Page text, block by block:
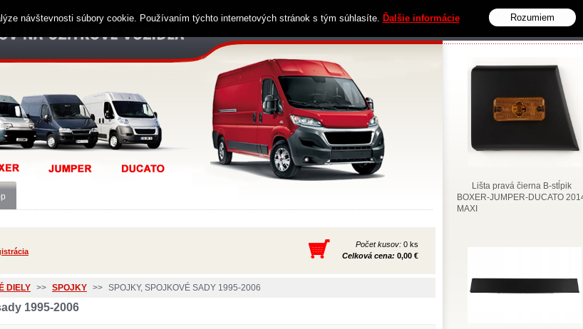
Obchodné podmienky Kontakt
Počet kusov: 0 ks
Celková cena: 0,00 €
DIELY >> SPOJKY >> SPOJKY, SPOJKOVÉ SADY 1995-2006
1995-2006
Lišta pravá čierna B-stĺpik
BOXER-JUMPER-DUCATO
MAXI
návštevnosti súbory cookie. Používaním týchto internetových stránok s tým súhlasíte. Ďalšie informácie Rozumiem